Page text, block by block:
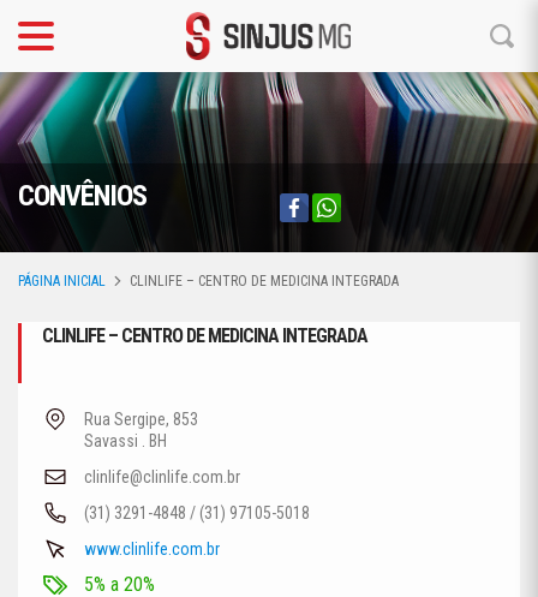
CONVÊNIOS
PÁGINA INICIAL CLINLIFE – CENTRO DE MEDICINA INTEGRADA
CLINLIFE – CENTRO DE MEDICINA INTEGRADA
Rua Sergipe, 853
Savassi . BH
clinlife@clinlife.com.br
(31) 3291-4848 / (31) 97105-5018
www.clinlife.com.br
5% a 20%